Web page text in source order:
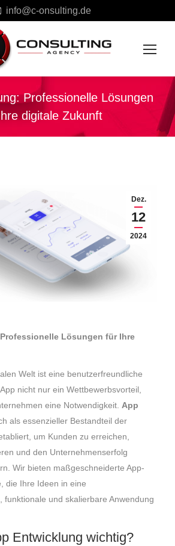
info@c-onsulting.de
Professionelle Lösungen
digitale Zukunft
Sie befinden sich hier:
Dez.
12
2024
Lösungen für Ihre
Welt ist eine benutzerfreundliche
nicht nur ein Wettbewerbsvorteil,
eine Notwendigkeit. App
als essenzieller Bestandteil der
um Kunden zu erreichen,
und den Unternehmenserfolg
Wir bieten maßgeschneiderte App-
die Ihre Ideen in eine
funktionale und skalierbare Anwendung
Entwicklung wichtig?